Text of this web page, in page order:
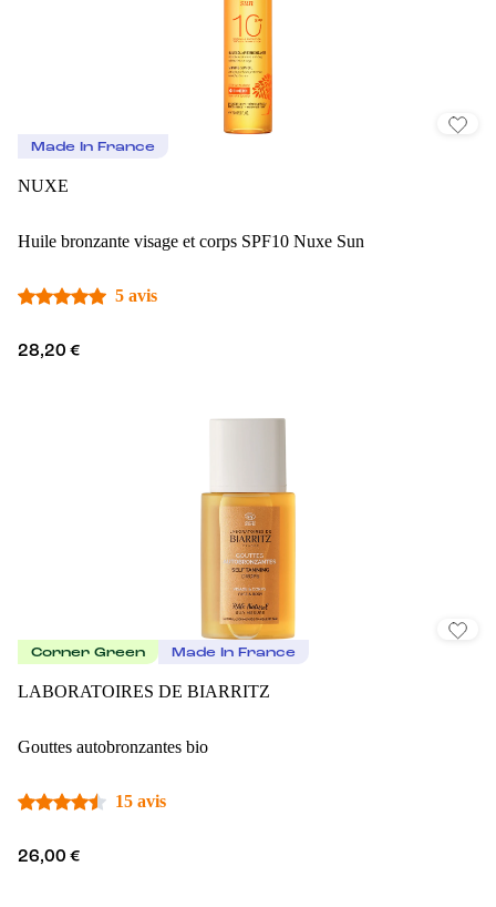
Made In France
NUXE
Huile bronzante visage et corps SPF10 Nuxe Sun
5 avis
28,20 €
Corner Green Made In France
LABORATOIRES DE BIARRITZ
Gouttes autobronzantes bio
15 avis
26,00 €